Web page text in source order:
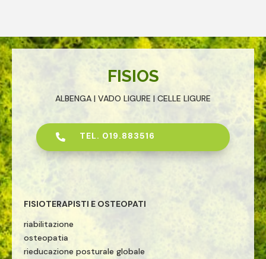
FISIOS
ALBENGA | VADO LIGURE | CELLE LIGURE
 TEL. 019.883516
FISIOTERAPISTI E OSTEOPATI
riabilitazione
osteopatia
rieducazione posturale globale